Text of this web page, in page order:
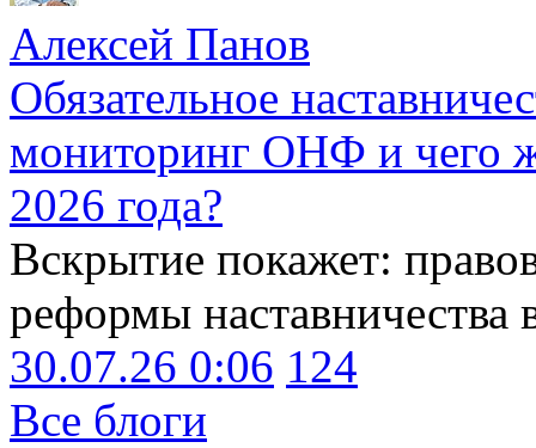
Алексей Панов
Обязательное
мониторинг ОНФ и чего
2026 года?
Вскрытие покажет:
реформы наставничества
30.07.26 0:06 124
Все блоги